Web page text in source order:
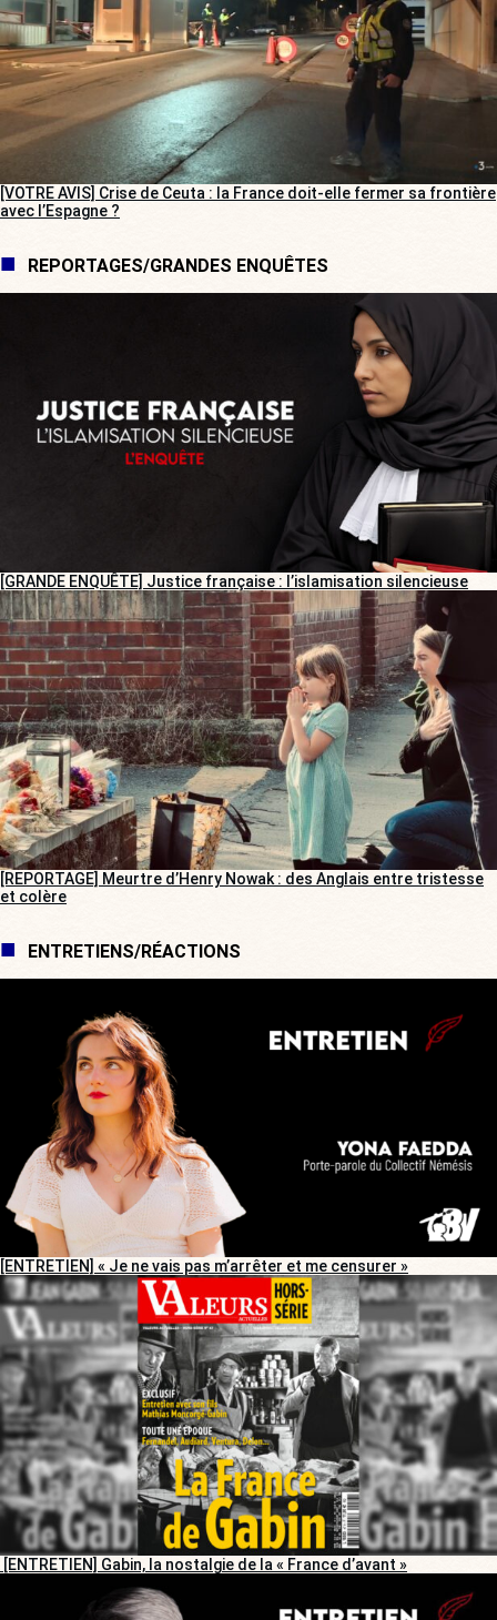
[VOTRE AVIS] Crise de Ceuta : la France doit-elle fermer sa frontière
avec l’Espagne ?
REPORTAGES/GRANDES ENQUÊTES
[GRANDE ENQUÊTE] Justice française : l’islamisation silencieuse
[REPORTAGE] Meurtre d’Henry Nowak : des Anglais entre tristesse
et colère
ENTRETIENS/RÉACTIONS
[ENTRETIEN] « Je ne vais pas m’arrêter et me censurer »
[ENTRETIEN] Gabin, la nostalgie de la « France d’avant »